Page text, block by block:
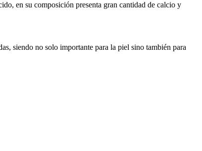
en su composición presenta gran cantidad de calcio y
siendo no solo importante para la piel sino también para